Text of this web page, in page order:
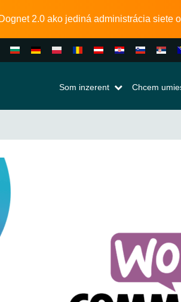
2.0 ako jediná administrácia siete
Som inzerent Chcem